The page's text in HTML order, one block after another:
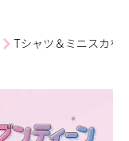
Tシャツ＆ミニスカを